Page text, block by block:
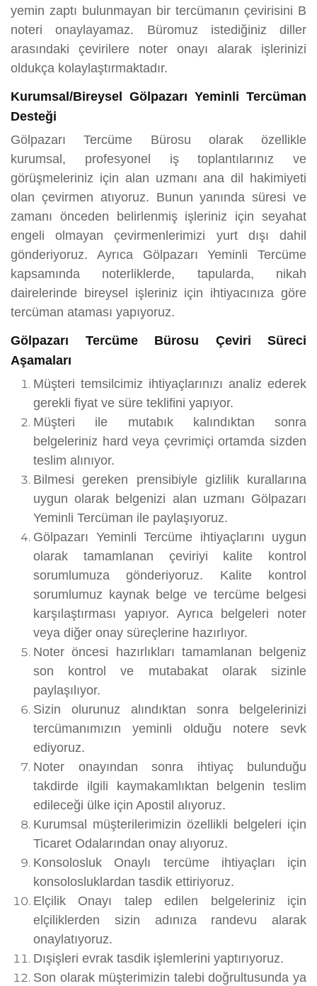
yemin zaptı bulunmayan bir tercümanın çevirisini B
noteri onaylayamaz. Büromuz istediğiniz diller
arasındaki çevirilere noter onayı alarak işlerinizi
oldukça kolaylaştırmaktadır.
Kurumsal/Bireysel Gölpazarı Yeminli Tercüman
Desteği
Gölpazarı Tercüme Bürosu olarak özellikle
kurumsal, profesyonel iş toplantılarınız ve
görüşmeleriniz için alan uzmanı ana dil hakimiyeti
olan çevirmen atıyoruz. Bunun yanında süresi ve
zamanı önceden belirlenmiş işleriniz için seyahat
engeli olmayan çevirmenlerimizi yurt dışı dahil
gönderiyoruz. Ayrıca Gölpazarı Yeminli Tercüme
kapsamında noterliklerde, tapularda, nikah
dairelerinde bireysel işleriniz için ihtiyacınıza göre
tercüman ataması yapıyoruz.
Gölpazarı Tercüme Bürosu Çeviri Süreci
Aşamaları
Müşteri temsilcimiz ihtiyaçlarınızı analiz ederek
gerekli fiyat ve süre teklifini yapıyor.
Müşteri ile mutabık kalındıktan sonra
belgeleriniz hard veya çevrimiçi ortamda sizden
teslim alınıyor.
Bilmesi gereken prensibiyle gizlilik kurallarına
uygun olarak belgenizi alan uzmanı Gölpazarı
Yeminli Tercüman ile paylaşıyoruz.
Gölpazarı Yeminli Tercüme ihtiyaçlarını uygun
olarak tamamlanan çeviriyi kalite kontrol
sorumlumuza gönderiyoruz. Kalite kontrol
sorumlumuz kaynak belge ve tercüme belgesi
karşılaştırması yapıyor. Ayrıca belgeleri noter
veya diğer onay süreçlerine hazırlıyor.
Noter öncesi hazırlıkları tamamlanan belgeniz
son kontrol ve mutabakat olarak sizinle
paylaşılıyor.
Sizin olurunuz alındıktan sonra belgelerinizi
tercümanımızın yeminli olduğu notere sevk
ediyoruz.
Noter onayından sonra ihtiyaç bulunduğu
takdirde ilgili kaymakamlıktan belgenin teslim
edileceği ülke için Apostil alıyoruz.
Kurumsal müşterilerimizin özellikli belgeleri için
Ticaret Odalarından onay alıyoruz.
Konsolosluk Onaylı tercüme ihtiyaçları için
konsolosluklardan tasdik ettiriyoruz.
Elçilik Onayı talep edilen belgeleriniz için
elçiliklerden sizin adınıza randevu alarak
onaylatıyoruz.
Dışişleri evrak tasdik işlemlerini yaptırıyoruz.
Son olarak müşterimizin talebi doğrultusunda ya